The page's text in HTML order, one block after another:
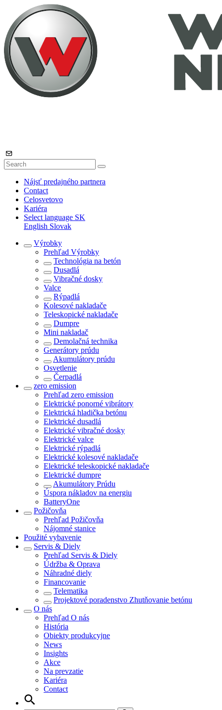
Nájsť predajného partnera
Contact
Celosvetovo
Kariéra
Select language SK
English Slovak
Výrobky
Prehľad Výrobky
Technológia na betón
Dusadlá
Vibračné dosky
Valce
Rýpadlá
Kolesové nakladače
Teleskopické nakladače
Dumpre
Mini nakladač
Demolačná technika
Generátory prúdu
Akumulátory prúdu
Osvetlenie
Čerpadlá
zero emission
Prehľad zero emission
Elektrické ponorné vibrátory
Elektrická hladička betónu
Elektrické dusadlá
Elektrické vibračné dosky
Elektrické valce
Elektrické rýpadlá
Elektrické kolesové nakladače
Elektrické teleskopické nakladače
Elektrické dumpre
Akumulátory Prúdu
Úspora nákladov na energiu
BatteryOne
Požičovňa
Prehľad Požičovňa
Nájomné stanice
Použité vybavenie
Servis & Diely
Prehľad Servis & Diely
Údržba & Oprava
Náhradné diely
Financovanie
Telematika
Projektové poradenstvo Zhutňovanie betónu
O nás
Prehľad O nás
História
Obiekty produkcyjne
News
Insights
Akce
Na prevzatie
Kariéra
Contact